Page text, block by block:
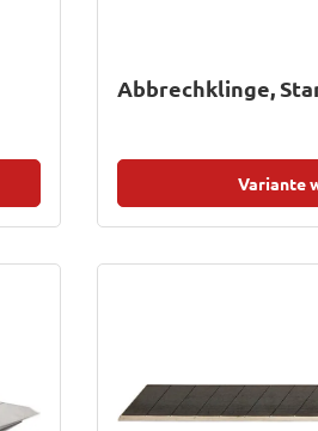
Abbrechklinge,
Variante